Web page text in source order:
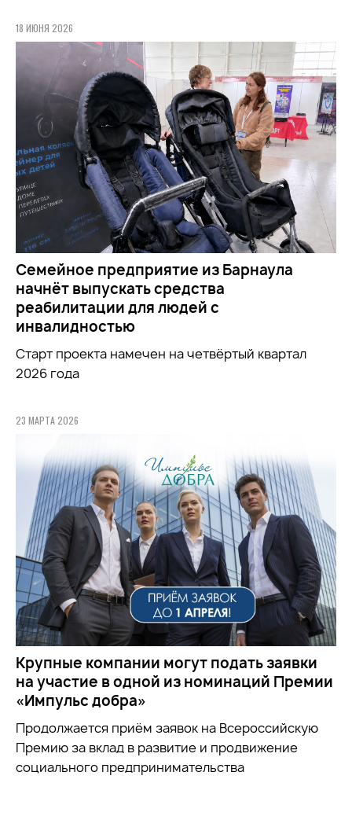
18 ИЮНЯ 2026
Семейное предприятие из Барнаула
начнёт выпускать средства
реабилитации для людей с
инвалидностью
Старт проекта намечен на четвёртый квартал
2026 года
23 МАРТА 2026
Крупные компании могут подать заявки
на участие в одной из номинаций Премии
«Импульс добра»
Продолжается приём заявок на Всероссийскую
Премию за вклад в развитие и продвижение
социального предпринимательства